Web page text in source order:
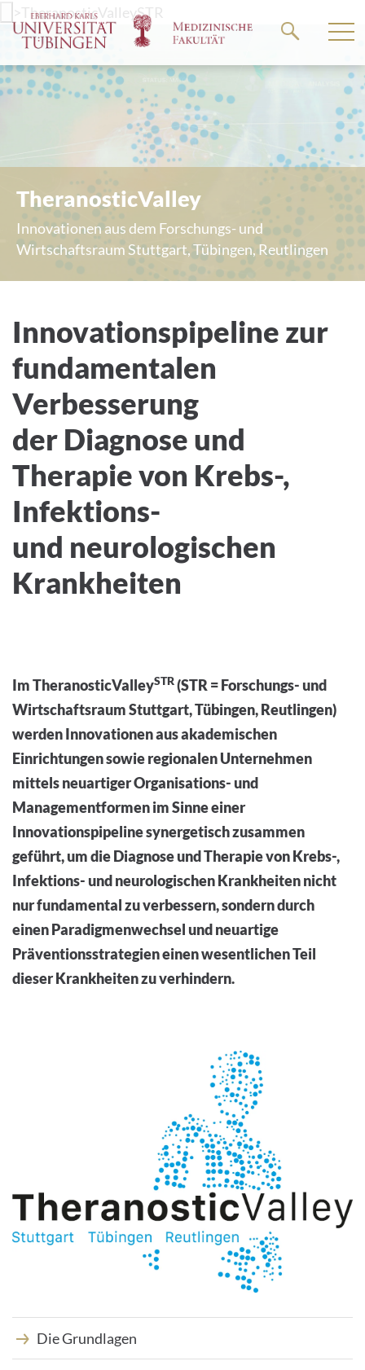
zum
>TheranosticValleySTR
TheranosticValley
Innovationen aus dem Forschungs- und
Wirtschaftsraum Stuttgart, Tübingen, Reutlingen
Innovationspipeline zur
fundamentalen
Verbesserung
der Diagnose und
Therapie von Krebs-,
Infektions-
und neurologischen
Krankheiten
Im TheranosticValleySTR(STR = Forschungs- und
Wirtschaftsraum Stuttgart, Tübingen, Reutlingen)
werden Innovationen aus akademischen
Einrichtungen sowie regionalen Unternehmen
mittels neuartiger Organisations- und
Managementformen im Sinne einer
Innovationspipeline synergetisch zusammen
geführt, um die Diagnose und Therapie von Krebs-,
Infektions- und neurologischen Krankheiten nicht
nur fundamental zu verbessern, sondern durch
einen Paradigmenwechsel und neuartige
Präventionsstrategien einen wesentlichen Teil
dieser Krankheiten zu verhindern.
Die Grundlagen